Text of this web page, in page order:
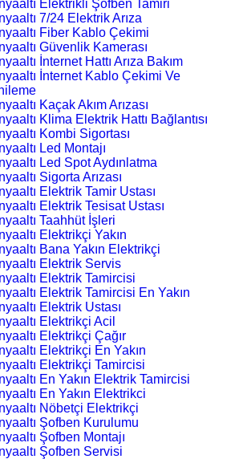
Elektrikli Şofben Tamiri
7/24 Elektrik Arıza
Fiber Kablo Çekimi
Güvenlik Kamerası
İnternet Hattı Arıza Bakım
İnternet Kablo Çekimi Ve
Kaçak Akım Arızası
Klima Elektrik Hattı Bağlantısı
Kombi Sigortası
Led Montajı
Led Spot Aydınlatma
Sigorta Arızası
Elektrik Tamir Ustası
Elektrik Tesisat Ustası
Taahhüt İşleri
Elektrikçi Yakın
Bana Yakın Elektrikçi
Elektrik Servis
Elektrik Tamircisi
Elektrik Tamircisi En Yakın
Elektrik Ustası
Elektrikçi Acil
Elektrikçi Çağır
Elektrikçi En Yakın
Elektrikçi Tamircisi
En Yakın Elektrik Tamircisi
En Yakın Elektrikci
Nöbetçi Elektrikçi
Şofben Kurulumu
Şofben Montajı
Şofben Servisi